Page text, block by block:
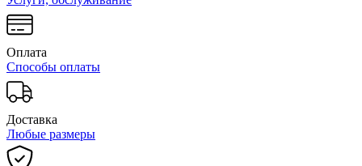
Оплата
Способы оплаты
Доставка
Любые размеры